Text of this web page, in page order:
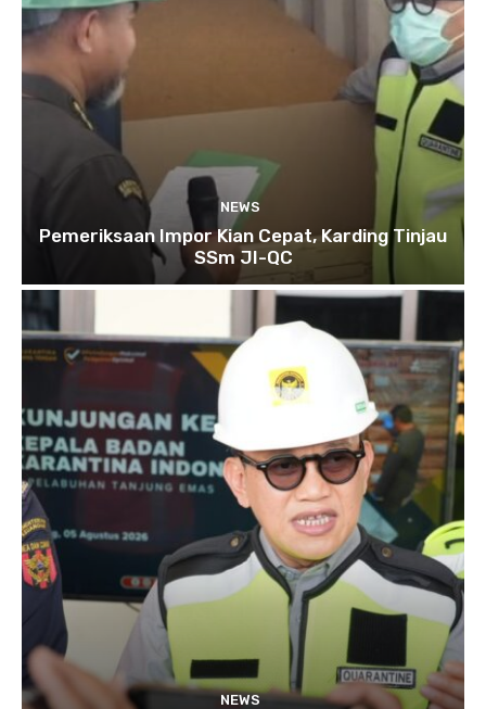
NEWS
Pemeriksaan Impor Kian Cepat, Karding Tinjau
SSm JI-QC
NEWS